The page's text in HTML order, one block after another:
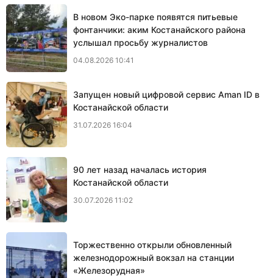
В новом Эко-парке появятся питьевые
фонтанчики: аким Костанайского района
услышал просьбу журналистов
04.08.2026 10:41
Запущен новый цифровой сервис Aman ID в
Костанайской области
31.07.2026 16:04
90 лет назад началась история
Костанайской области
30.07.2026 11:02
Торжественно открыли обновленный
железнодорожный вокзал на станции
«Железорудная»